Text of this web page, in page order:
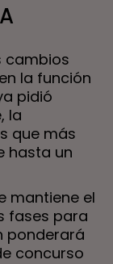
cambios
la función
pidió
la
que más
hasta un
mantiene el
fases para
ponderará
concurso